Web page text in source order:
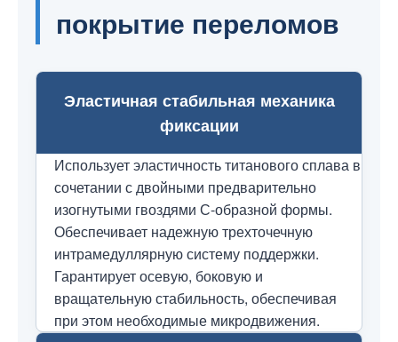
покрытие переломов
Эластичная стабильная механика
фиксации
Использует эластичность титанового сплава в
сочетании с двойными предварительно
изогнутыми гвоздями С-образной формы.
Обеспечивает надежную трехточечную
интрамедуллярную систему поддержки.
Гарантирует осевую, боковую и
вращательную стабильность, обеспечивая
при этом необходимые микродвижения.